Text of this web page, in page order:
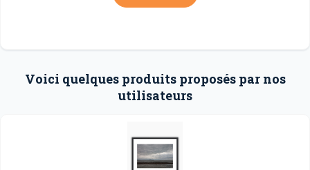
Voici quelques produits proposés par nos
utilisateurs